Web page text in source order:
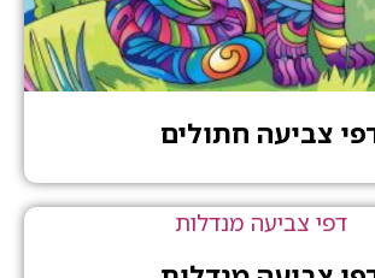
צביעה חתולים